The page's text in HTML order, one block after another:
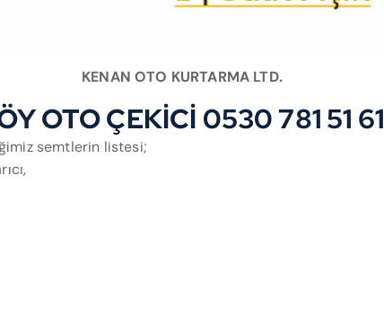
KENAN OTO KURTARMA LTD.
OTO ÇEKİCİ 0530 781 51 61
semtlerin listesi;